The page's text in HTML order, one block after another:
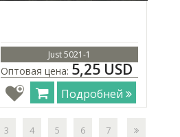
Just 5021-1
Оптовая цена: 5,25 USD
Подробней
3 4 5 6 7